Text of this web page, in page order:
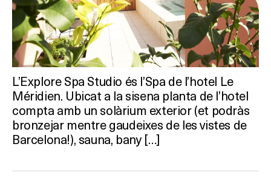
L’Explore Spa Studio és l’Spa de l’hotel Le
Méridien. Ubicat a la sisena planta de l’hotel
compta amb un solàrium exterior (et podràs
bronzejar mentre gaudeixes de les vistes de
Barcelona!), sauna, bany […]